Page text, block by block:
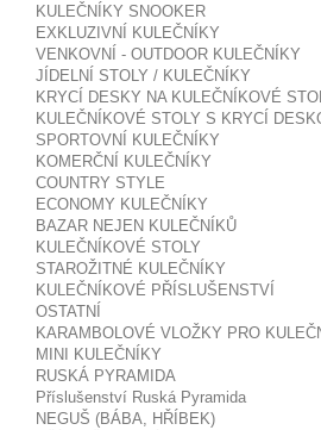
KULEČNÍKY SNOOKER
EXKLUZIVNÍ KULEČNÍKY
VENKOVNÍ - OUTDOOR KULEČNÍKY
JÍDELNÍ STOLY / KULEČNÍKY
KRYCÍ DESKY NA KULEČNÍKOVÉ
KULEČNÍKOVÉ STOLY S KRYCÍ
SPORTOVNÍ KULEČNÍKY
KOMERČNÍ KULEČNÍKY
COUNTRY STYLE
ECONOMY KULEČNÍKY
BAZAR NEJEN KULEČNÍKŮ
KULEČNÍKOVÉ STOLY
STAROŽITNÉ KULEČNÍKY
KULEČNÍKOVÉ PŘÍSLUŠENSTVÍ
OSTATNÍ
KARAMBOLOVÉ VLOŽKY PRO
MINI KULEČNÍKY
RUSKÁ PYRAMIDA
Příslušenství Ruská Pyramida
NEGUŠ (BÁBA, HŘÍBEK)